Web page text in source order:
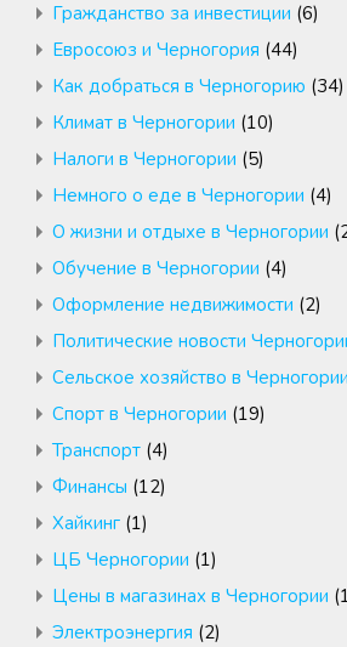
Гражданство за инвестиции (6)
Евросоюз и Черногория (44)
Как добраться в Черногорию (34)
Климат в Черногории (10)
Налоги в Черногории (5)
Немного о еде в Черногории (4)
О жизни и отдыхе в Черногории
Обучение в Черногории (4)
Оформление недвижимости (2)
Политические новости
Сельское хозяйство в Черногории
Спорт в Черногории (19)
Транспорт (4)
Финансы (12)
Хайкинг (1)
ЦБ Черногории (1)
Цены в магазинах в Черногории
Электроэнергия (2)